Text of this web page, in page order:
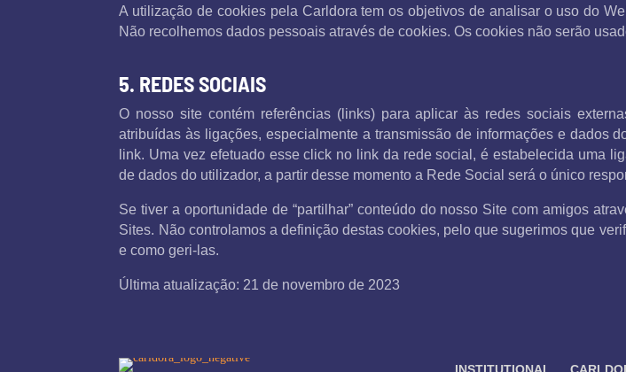
A utilização de cookies pela Carldora tem os objetivos de analisar o uso do
Não recolhemos dados pessoais através de cookies. Os cookies não serão
5. REDES SOCIAIS
O nosso site contém referências (links) para aplicar às redes sociais
atribuídas às ligações, especialmente a transmissão de informações e dados
link. Uma vez efetuado esse click no link da rede social, é estabelecida uma
de dados do utilizador, a partir desse momento a Rede Social será o único
Se tiver a oportunidade de “partilhar” conteúdo do nosso Site com amigos
Sites. Não controlamos a definição destas cookies, pelo que sugerimos que
e como geri-las.
Última atualização: 21 de novembro de 2023
INSTITUTIONAL